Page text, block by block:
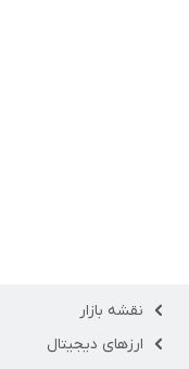
نقشه بازار
ارزهای دیجیتال